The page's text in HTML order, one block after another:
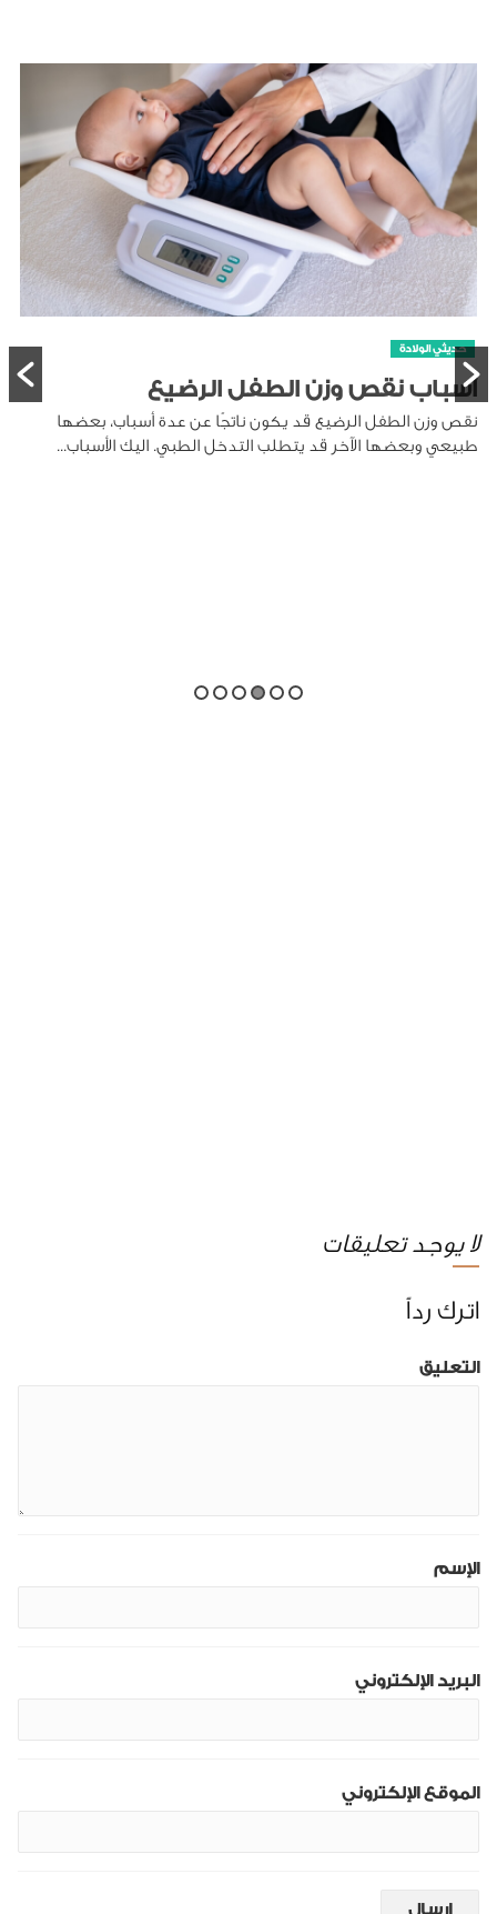
حديثي الولادة
أسباب نقص وزن الطفل الرضيع
نقص وزن الطفل الرضيع قد يكون ناتجًا عن عدة أسباب، بعضها
طبيعي وبعضها الآخر قد يتطلب التدخل الطبي. اليك الأسباب...
لا يوجد تعليقات
اترك رداً
التعليق
الإسم
البريد الإلكتروني
الموقع الإلكتروني